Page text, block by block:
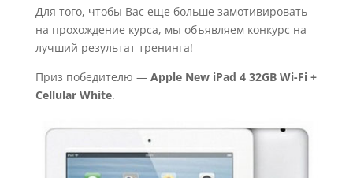
Для того, чтобы Вас еще больше замотивировать
на прохождение курса, мы объявляем конкурс на
лучший результат тренинга!
Приз победителю — Apple New iPad 4 32GB Wi-Fi +
Cellular White.